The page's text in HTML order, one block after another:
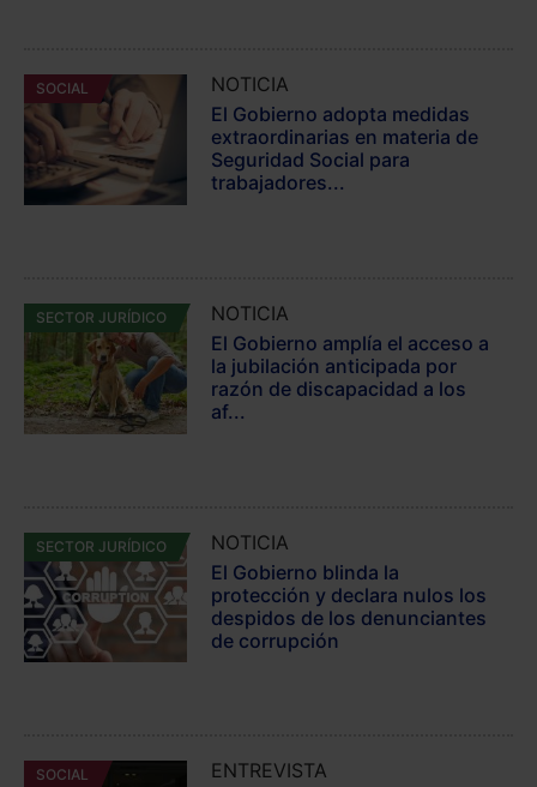
SOCIAL
NOTICIA
El Gobierno adopta medidas
extraordinarias en materia de
Seguridad Social para
trabajadores...
SECTOR JURÍDICO
NOTICIA
El Gobierno amplía el acceso a
la jubilación anticipada por
razón de discapacidad a los
af...
SECTOR JURÍDICO
NOTICIA
El Gobierno blinda la
protección y declara nulos los
despidos de los denunciantes
de corrupción
SOCIAL
ENTREVISTA